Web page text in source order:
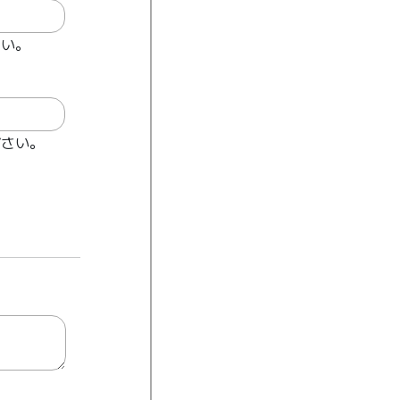
。
い。